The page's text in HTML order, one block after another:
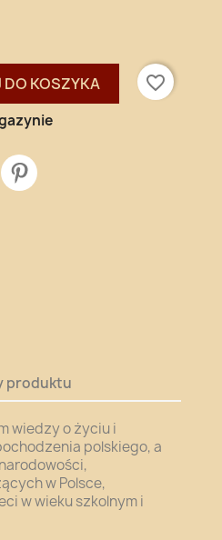
DO KOSZYKA
favorite_border
produktu
wiedzy o życiu i
polskiego, a
w Polsce,
w wieku szkolnym i